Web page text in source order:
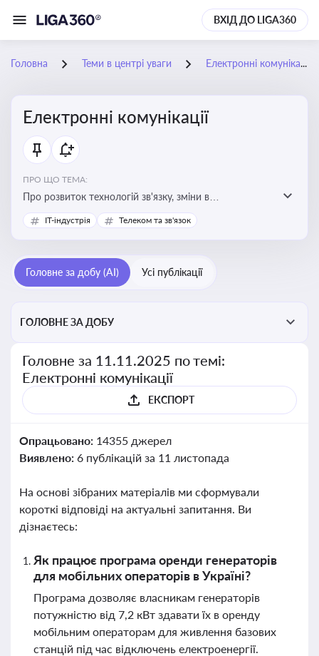
ВХІД ДО LIGA360
Головна Теми в центрі уваги Електронні комунікації
Електронні комунікації
ПРО ЩО ТЕМА:
Про розвиток технологій зв'язку, зміни в
законодавстві, регулювання ринку телекомунікацій,
інновації в сфері мобільних та інтернет-послуг
IT-індустрія Телеком та зв'язок
Головне за добу (AI) Усі публікації
ГОЛОВНЕ ЗА ДОБУ
Головне за 11.11.2025 по темі:
Електронні комунікації
ЕКСПОРТ
Опрацьовано: 14355 джерел
Виявлено: 6 публікацій за 11 листопада
На основі зібраних матеріалів ми сформували
короткі відповіді на актуальні запитання. Ви
дізнаєтесь:
Як працює програма оренди генераторів
для мобільних операторів в Україні?
Програма дозволяє власникам генераторів
потужністю від 7,2 кВт здавати їх в оренду
мобільним операторам для живлення базових
станцій під час відключень електроенергії.